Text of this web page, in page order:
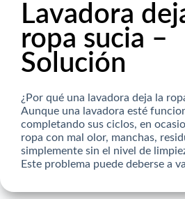
Lavadora
ropa sucia –
Solución
¿Por qué una lavadora deja la
Aunque una lavadora esté
completando sus ciclos, en
ropa con mal olor, manchas,
simplemente sin el nivel de
Este problema puede deberse a